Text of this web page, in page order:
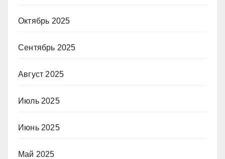
Октябрь 2025
Сентябрь 2025
Август 2025
Июль 2025
Июнь 2025
Май 2025